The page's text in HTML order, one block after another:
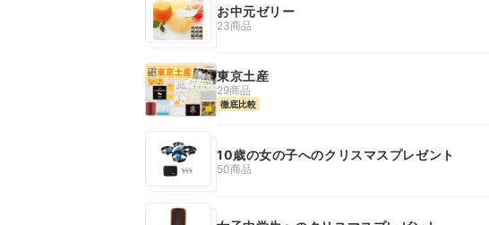
お中元ゼリー
23商品
東京土産
29商品
徹底比較
10歳の女の子へのクリスマスプレゼント
50商品